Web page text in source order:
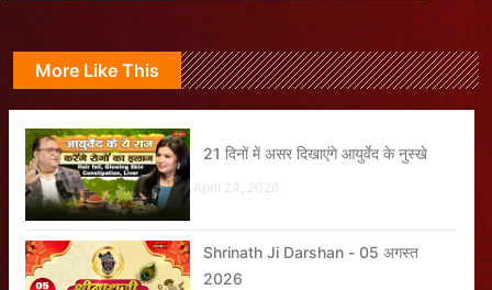
More Like This
21 दिनों में असर दिखाएंगे आयुर्वेद के नुस्खे
April 24, 2026
Shrinath Ji Darshan - 05 अगस्त
2026